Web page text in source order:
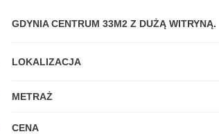
GDYNIA CENTRUM 33M2 Z DUŻĄ WITRYNĄ.
LOKALIZACJA
METRAŻ
CENA